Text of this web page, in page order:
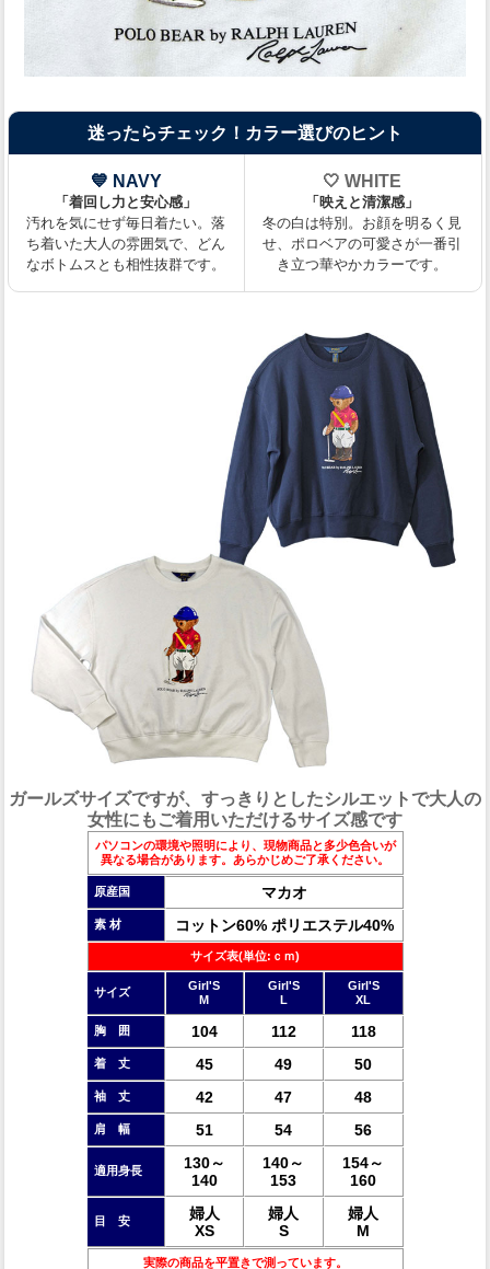
迷ったらチェック！カラー選びのヒント
💙 NAVY
「着回し力と安心感」
汚れを気にせず毎日着たい。落
ち着いた大人の雰囲気で、どん
なボトムスとも相性抜群です。
🤍 WHITE
「映えと清潔感」
冬の白は特別。お顔を明るく見
せ、ポロベアの可愛さが一番引
き立つ華やかカラーです。
ガールズサイズですが、すっきりとしたシルエットで大人の
女性にもご着用いただけるサイズ感です
パソコンの環境や照明により、現物商品と多少色合いが
異なる場合があります。あらかじめご了承ください。
原産国 マカオ
素 材 コットン60% ポリエステル40%
サイズ表(単位:ｃｍ)
サイズ
Girl'S
M
Girl'S
L
Girl'S
XL
胸 囲 104 112 118
着 丈 45 49 50
袖 丈 42 47 48
肩 幅 51 54 56
適用身長
130～
140
140～
153
154～
160
目 安
婦人
XS
婦人
S
婦人
M
実際の商品を平置きで測っています。